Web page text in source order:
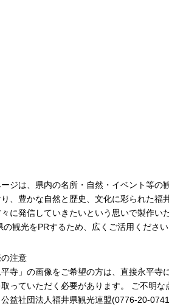
ジは、県内の名所・自然・イベント等の
、豊かな自然と歴史、文化に彩られた福
に発信していきたいという思いで製作い
の観光をPRするため、広くご活用くださ
注意
平寺」の画像をご希望の方は、直接永平寺
っていただく必要があります。 ご不明な
公益社団法人福井県観光連盟(0776-20-